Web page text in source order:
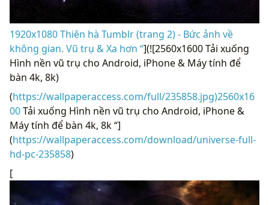
1920x1080 Thiên hà Tumblr (trang 2) - Bức ảnh về
không gian. Vũ trụ & Xa hơn “](![2560x1600 Tải xuống
Hình nền vũ trụ cho Android, iPhone & Máy tính để
bàn 4k, 8k)
(https://wallpaperaccess.com/full/235858.jpg)2560x16
00Tải xuống Hình nền vũ trụ cho Android, iPhone &
Máy tính để bàn 4k, 8k “]
(https://wallpaperaccess.com/download/universe-full-
hd-pc-235858)
[